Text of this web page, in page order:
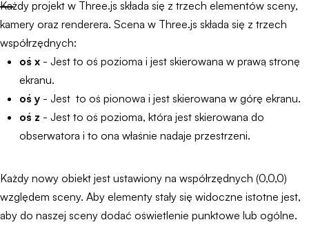
Każdy projekt w Three.js składa się z trzech elementów sceny,
kamery oraz renderera. Scena w Three.js składa się z trzech
współrzędnych:
oś x - Jest to oś pozioma i jest skierowana w prawą stronę
ekranu.
oś y - Jest to oś pionowa i jest skierowana w górę ekranu.
oś z - Jest to oś pozioma, która jest skierowana do
obserwatora i to ona właśnie nadaje przestrzeni.
Każdy nowy obiekt jest ustawiony na współrzędnych (0,0,0)
względem sceny. Aby elementy stały się widoczne istotne jest,
aby do naszej sceny dodać oświetlenie punktowe lub ogólne.